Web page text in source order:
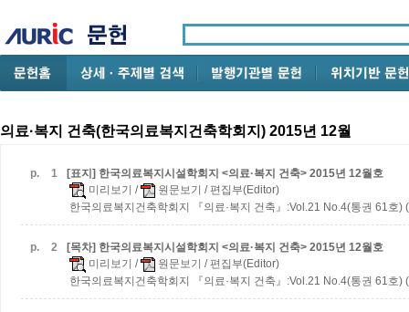
의료·복지 건축(한국의료복지건축학회지) 2015년 12월
p. 1
[표지] 한국의료복지시설학회지 <의료·복지 건축> 2015년 12월호
미리보기 / 원문보기 / 편집부(Editor)
한국의료복지건축학회지 『의료·복지 건축』:Vol.21 No.4(통권 61호)
p. 2
[목차] 한국의료복지시설학회지 <의료·복지 건축> 2015년 12월호
미리보기 / 원문보기 / 편집부(Editor)
한국의료복지건축학회지 『의료·복지 건축』:Vol.21 No.4(통권 61호)